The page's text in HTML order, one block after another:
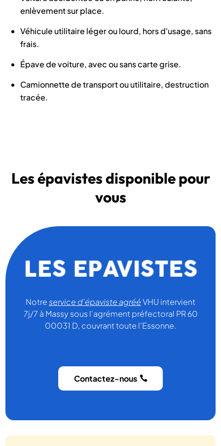
enlèvement sur place.
Véhicule utilitaire léger ou lourd, hors d'usage, sans
frais.
Épave de voiture, avec ou sans carte grise.
Camionnette de transport ou utilitaire, destruction
tracée.
Les épavistes disponible pour
vous
Notreservice d'épaviste agrééVHU intervient
7j/7 à Massy sous l'agrément préfectoral PR 60
00031 D, couvrant toute l'Essonne.
Contactez-nous